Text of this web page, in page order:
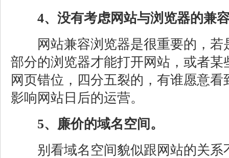
4、没有考虑网站与浏览器的兼
网站兼容浏览器是很重要的，若
部分的浏览器才能打开网站，或者
网页错位，四分五裂的，有谁愿意
影响网站日后的运营。
5、廉价的域名空间。
别看域名空间貌似跟网站的关系